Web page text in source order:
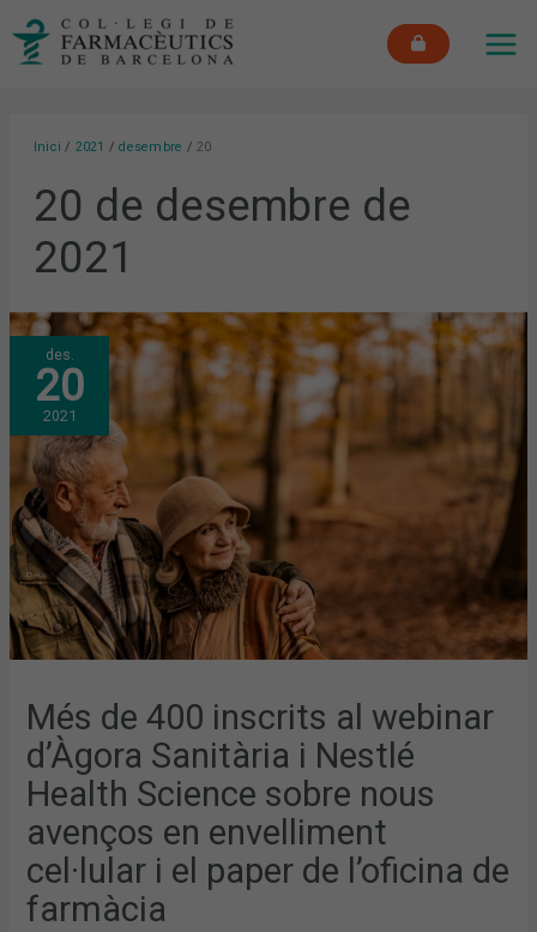
Inici 2021 desembre 20
20 de desembre de
2021
des.
20
2021
Més de 400 inscrits al webinar
d’Àgora Sanitària i Nestlé
Health Science sobre nous
avenços en envelliment
cel·lular i el paper de l’oficina de
farmàcia
MÉS
DE
400
INSCRITS
AL
WEBINAR
D’ÀGORA
SANITÀRIA
I
NESTLÉ
HEALTH
SCIENCE
SOBRE
NOUS
AVENÇOS
EN
ENVELLIMENT
CEL·LULAR
I
EL
PAPER
DE
FARMÀCIA